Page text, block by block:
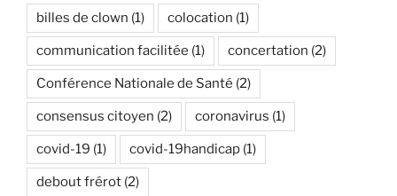
billes de clown (1) colocation (1)
communication facilitée (1) concertation (2)
Conférence Nationale de Santé (2)
consensus citoyen (2) coronavirus (1)
covid-19 (1) covid-19handicap (1)
debout frérot (2)